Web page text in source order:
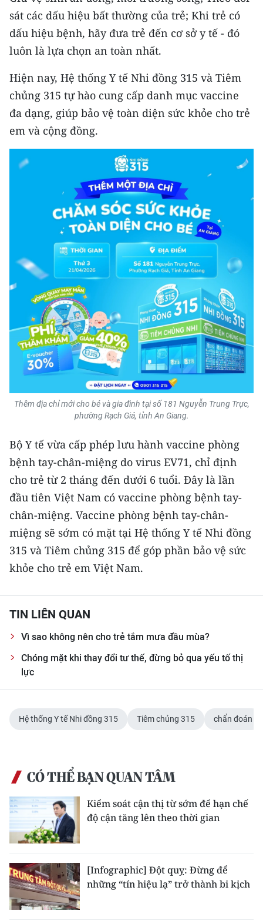
ENGLISH
中文
РУССКИЙ
ESPAÑOL
한국어
sát các dấu hiệu bất thường của trẻ; Khi trẻ có
dấu hiệu bệnh, hãy đưa trẻ đến cơ sở y tế - đó
luôn là lựa chọn an toàn nhất.
Hiện nay, Hệ thống Y tế Nhi đồng 315 và Tiêm
chủng 315 tự hào cung cấp danh mục vaccine
đa dạng, giúp bảo vệ toàn diện sức khỏe cho trẻ
em và cộng đồng.
Thêm địa chỉ mới cho bé và gia đình tại số 181 Nguyễn Trung Trực,
phường Rạch Giá, tỉnh An Giang.
Bộ Y tế vừa cấp phép lưu hành vaccine phòng
bệnh tay-chân-miệng do virus EV71, chỉ định
cho trẻ từ 2 tháng đến dưới 6 tuổi. Đây là lần
đầu tiên Việt Nam có vaccine phòng bệnh tay-
chân-miệng. Vaccine phòng bệnh tay-chân-
miệng sẽ sớm có mặt tại Hệ thống Y tế Nhi đồng
315 và Tiêm chủng 315 để góp phần bảo vệ sức
khỏe cho trẻ em Việt Nam.
TIN LIÊN QUAN
Vì sao không nên cho trẻ tắm mưa đầu mùa?
Chóng mặt khi thay đổi tư thế, đừng bỏ qua yếu tố thị
lực
Hệ thống Y tế Nhi đồng 315 Tiêm chủng 315 chẩn đoán
CÓ THỂ BẠN QUAN TÂM
Kiểm soát cận thị từ sớm để hạn chế
độ cận tăng lên theo thời gian
[Infographic] Đột quỵ: Đừng để
những “tín hiệu lạ” trở thành bi kịch